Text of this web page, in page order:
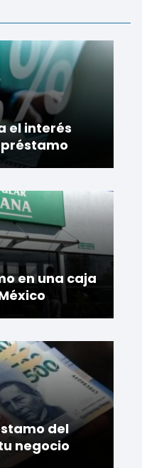
el interés
en una caja
del
negocio